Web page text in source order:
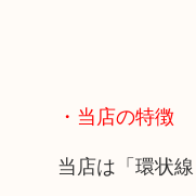
・当店の特徴
当店は「環状